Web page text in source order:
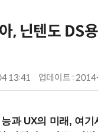
, 닌텐도 DS
13:41 업데이트 :
의 미래, 여기서 시작됩니